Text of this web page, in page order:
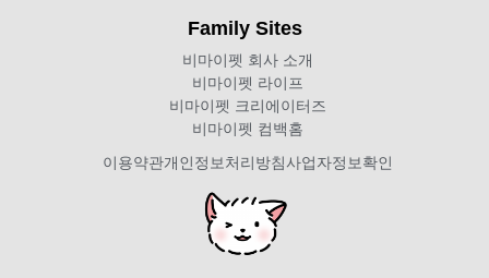
Family Sites
비마이펫 회사 소개
비마이펫 라이프
비마이펫 크리에이터즈
비마이펫 컴백홈
이용약관개인정보처리방침사업자정보확인